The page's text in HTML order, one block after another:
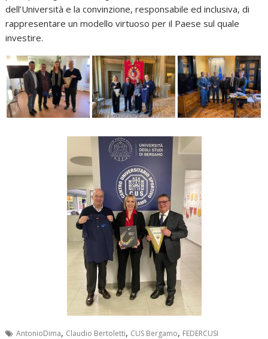
dell’Università e la convinzione, responsabile ed inclusiva, di
rappresentare un modello virtuoso per il Paese sul quale
investire.
AntonioDima, Claudio Bertoletti, CUS Bergamo, FEDERCUSI